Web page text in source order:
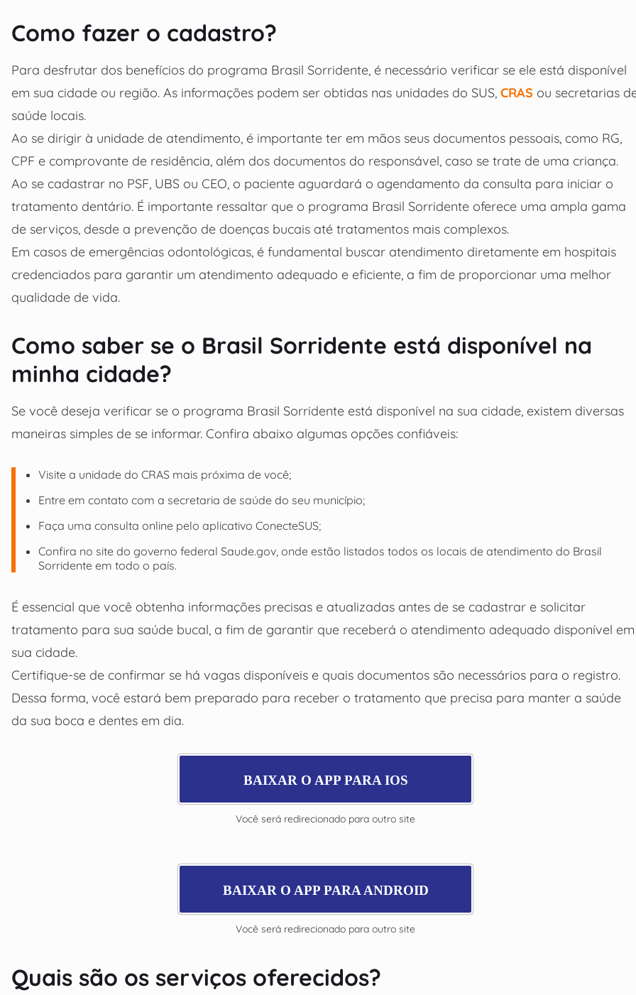
Como fazer o cadastro?
Para desfrutar dos benefícios do programa Brasil Sorridente, é necessário verificar se ele está disponível
em sua cidade ou região. As informações podem ser obtidas nas unidades do SUS, CRAS ou secretarias
saúde locais.
Ao se dirigir à unidade de atendimento, é importante ter em mãos seus documentos pessoais, como RG,
CPF e comprovante de residência, além dos documentos do responsável, caso se trate de uma criança.
Ao se cadastrar no PSF, UBS ou CEO, o paciente aguardará o agendamento da consulta para iniciar o
tratamento dentário. É importante ressaltar que o programa Brasil Sorridente oferece uma ampla gama
de serviços, desde a prevenção de doenças bucais até tratamentos mais complexos.
Em casos de emergências odontológicas, é fundamental buscar atendimento diretamente em hospitais
credenciados para garantir um atendimento adequado e eficiente, a fim de proporcionar uma melhor
qualidade de vida.
Como saber se o Brasil Sorridente está disponível na
minha cidade?
Se você deseja verificar se o programa Brasil Sorridente está disponível na sua cidade, existem diversas
maneiras simples de se informar. Confira abaixo algumas opções confiáveis:
Visite a unidade do CRAS mais próxima de você;
Entre em contato com a secretaria de saúde do seu município;
Faça uma consulta online pelo aplicativo ConecteSUS;
Confira no site do governo federal Saude.gov, onde estão listados todos os locais de atendimento do Brasil
Sorridente em todo o país.
É essencial que você obtenha informações precisas e atualizadas antes de se cadastrar e solicitar
tratamento para sua saúde bucal, a fim de garantir que receberá o atendimento adequado disponível em
sua cidade.
Certifique-se de confirmar se há vagas disponíveis e quais documentos são necessários para o registro.
Dessa forma, você estará bem preparado para receber o tratamento que precisa para manter a saúde
da sua boca e dentes em dia.
BAIXAR O APP PARA IOS
Você será redirecionado para outro site
BAIXAR O APP PARA ANDROID
Você será redirecionado para outro site
Quais são os serviços oferecidos?